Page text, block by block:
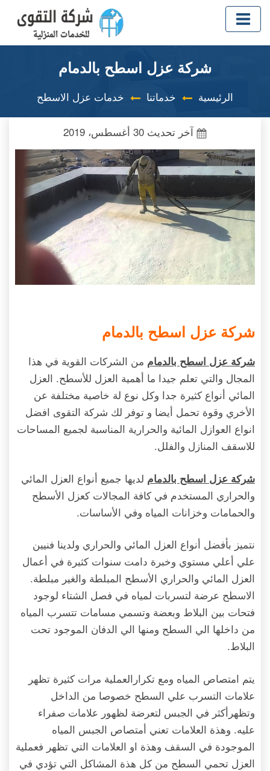
شركة عزل اسطح بالدمام
الرئيسية خدماتنا خدمات عزل الاسطح
آخر تحديث 30 أغسطس، 2019
شركة عزل اسطح بالدمام
شركة عزل اسطح بالدمام من الشركات القوية في هذا
المجال والتي تعلم جيدا ما أهمية العزل للأسطح. العزل
المائي أنواع كثيرة جدا وكل نوع لة خاصية مختلفة عن
الأخري وقوة تحمل أيضا و توفر لك شركة التقوى افضل
انواع العوازل المائية والحرارية المناسبة لجميع المساحات
للاسقف المنازل والفلل.
شركة عزل اسطح بالدمام لديها جميع أنواع العزل المائي
والحراري المستخدم في كافة المجالات كعزل الأسطح
والحمامات وخزانات المياه وفي الأساسات.
نتميز بأفضل أنواع العزل المائي والحراري ولدينا فنيين
علي أعلي مستوي وخبرة دامت سنوات كثيرة في أعمال
العزل المائي والحراري الأسطح المبلطة والغير مبلطة.
الاسطح عرضة لتسربات لمياه في فصل الشتاء لوجود
فتحات بين البلاط وبعضة وتسمي مسامات تتسرب المياه
من داخلها الي السطح ومنها الي الدفان الموجود تحت
البلاط.
يتم امتصاص المياه ومع تكرارالعملية مرات كثيرة تظهر
علامات التسرب علي السطح خصوصا من الداخل
وتظهرأكثر في الجبس لتعرضة لظهور علامات صفراء
عليه. وهذة العلامات تعني أمتصاص الجبس المياه
الموجودة في السقف وهذة او العلامات التي تظهر فعملية
العزل تحمي السطح من كل هذة المشاكل التي تؤدي في